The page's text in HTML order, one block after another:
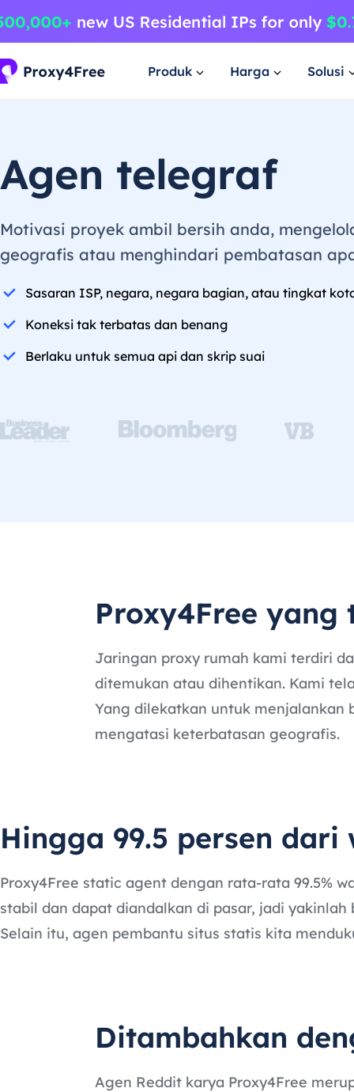
Produk Harga Solusi
Agen telegraf
Motivasi proyek ambil bersih anda,
geografis atau menghindari pembatasan
Sasaran ISP, negara, negara bagian, atau tingkat
Koneksi tak terbatas dan benang
Berlaku untuk semua api dan skrip suai
Proxy4Free yang
Jaringan proxy rumah kami terdiri
ditemukan atau dihentikan. Kami
Yang dilekatkan untuk menjalankan
mengatasi keterbatasan geografis.
Hingga 99.5 persen
Proxy4Free static agent dengan rata-rata 99.5%
stabil dan dapat diandalkan di pasar, jadi
Selain itu, agen pembantu situs statis kita
Ditambahkan
Agen Reddit karya Proxy4Free